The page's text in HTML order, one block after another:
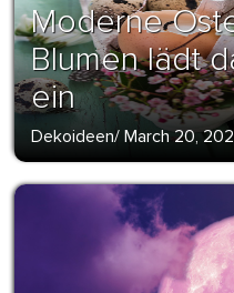
Moderne
Blumen lädt
ein
Dekoideen/ March 20,